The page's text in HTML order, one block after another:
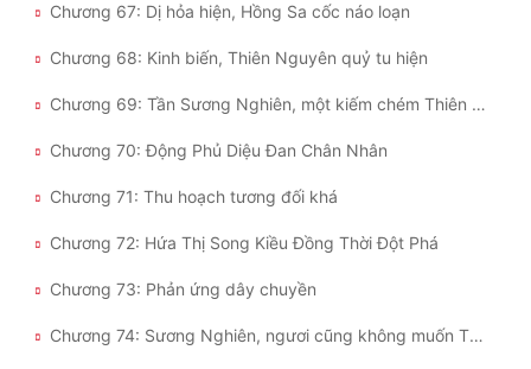
Chương 67: Dị hỏa hiện, Hồng Sa cốc náo loạn
Chương 68: Kinh biến, Thiên Nguyên quỷ tu hiện
Chương 69: Tần Sương Nghiên, một kiếm chém Thiên Nguyên
Chương 70: Động Phủ Diệu Đan Chân Nhân
Chương 71: Thu hoạch tương đối khá
Chương 72: Hứa Thị Song Kiều Đồng Thời Đột Phá
Chương 73: Phản ứng dây chuyền
Chương 74: Sương Nghiên, ngươi cũng không muốn Thế An mất mạng, đúng không?